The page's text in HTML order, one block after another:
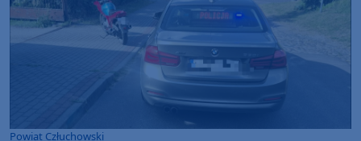
Powiat Człuchowski